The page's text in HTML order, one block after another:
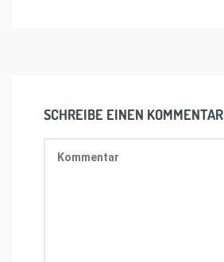
SCHREIBE EINEN KOMMENTAR